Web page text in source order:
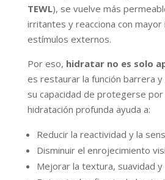
TEWL), se vuelve más
irritantes y reacciona con
estímulos externos.
Por eso, hidratar no es solo
es restaurar la función barrera
su capacidad de protegerse por
hidratación profunda ayuda a:
Reducir la reactividad y la
Disminuir el enrojecimiento
Mejorar la textura, suavidad y